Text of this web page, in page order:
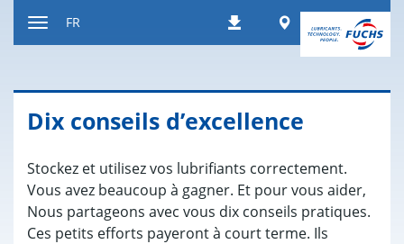
Téléchargements
Worldwide
FR
Dix conseils d’excellence
Stockez et utilisez vos lubrifiants correctement.
Vous avez beaucoup à gagner. Et pour vous aider,
Nous partageons avec vous dix conseils pratiques.
Ces petits efforts payeront à court terme. Ils